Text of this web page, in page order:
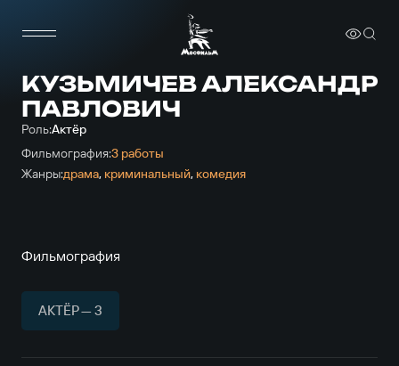
КУЗЬМИЧЕВ АЛЕКСАНДР
ПАВЛОВИЧ
Роль:Актёр
Фильмография:3 работы
Жанры:драма, криминальный, комедия
Фильмография
АКТЁР — 3